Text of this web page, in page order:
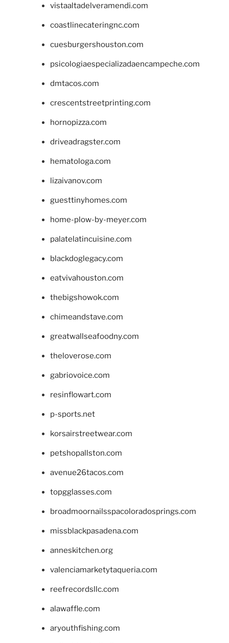
vistaaltadelveramendi.com
coastlinecateringnc.com
cuesburgershouston.com
psicologiaespecializadaencampeche.com
dmtacos.com
crescentstreetprinting.com
hornopizza.com
driveadragster.com
hematologa.com
lizaivanov.com
guesttinyhomes.com
home-plow-by-meyer.com
palatelatincuisine.com
blackdoglegacy.com
eatvivahouston.com
thebigshowok.com
chimeandstave.com
greatwallseafoodny.com
theloverose.com
gabriovoice.com
resinflowart.com
p-sports.net
korsairstreetwear.com
petshopallston.com
avenue26tacos.com
topgglasses.com
broadmoornailsspacoloradosprings.com
missblackpasadena.com
anneskitchen.org
valenciamarketytaqueria.com
reefrecordsllc.com
alawaffle.com
aryouthfishing.com